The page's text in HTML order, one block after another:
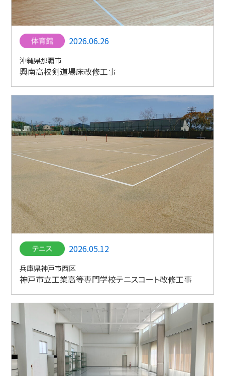
2026.06.26
沖縄県那覇市
興南高校剣道場床改修工事
2026.05.12
兵庫県神戸市西区
神戸市立工業高等専門学校テニスコート改修工事